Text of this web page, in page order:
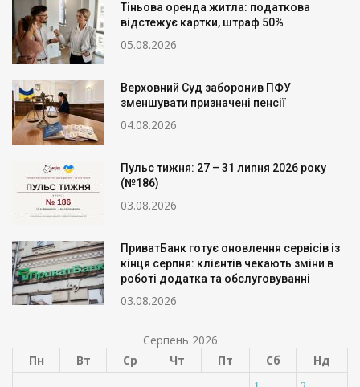
Тіньова оренда житла: податкова
відстежує картки, штраф 50%
05.08.2026
Верховний Суд заборонив ПФУ
зменшувати призначені пенсії
04.08.2026
Пульс тижня: 27 – 31 липня 2026 року
(№186)
03.08.2026
ПриватБанк готує оновлення сервісів із
кінця серпня: клієнтів чекають зміни в
роботі додатка та обслуговуванні
03.08.2026
Серпень 2026
Пн
Вт Ср Чт Пт Сб Нд